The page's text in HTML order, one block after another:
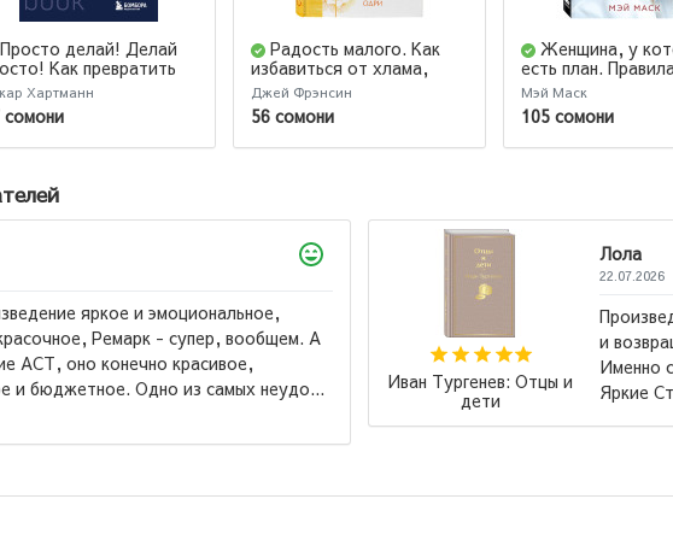
Просто делай! Делай
Как превратить
историю страдания
процветания
Хартманн
сомони
Радость малого. Как
избавиться от хлама,
привести себя в порядок и
начать жить
Джей Фрэнсин
56 сомони
Женщина, у
есть план.
счастливой жизни
обложка)
Мэй Маск
105 сомони
яркое и эмоциональное,
Ремарк - супер, вообщем. А
АСТ, оно конечно красивое,
и бюджетное. Одно из самых неудо...
Иван Тургенев: Отцы и
дети
Лола
22.07.2026
и
Именно
Яркие